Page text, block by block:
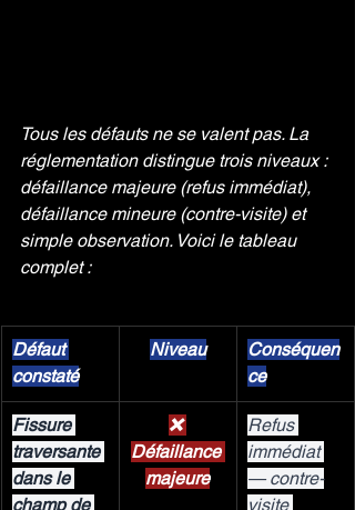
Tous les défauts ne se valent pas. La
réglementation distingue trois niveaux :
défaillance majeure (refus immédiat),
défaillance mineure (contre-visite) et
simple observation. Voici le tableau
complet :
Défaut
constaté
Niveau
Conséquen
ce
Fissure
traversante
dans le
champ de
❌
Défaillance
majeure
Refus
immédiat
— contre-
visite